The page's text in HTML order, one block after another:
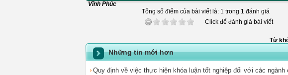
Vĩnh Phúc
Tổng số điểm của bài viết là: 1 trong 1 đánh giá
Click để đánh giá bài viết
Từ
Những tin mới hơn
Quy định về việc thực hiện khóa luận tốt nghiệp đối với các